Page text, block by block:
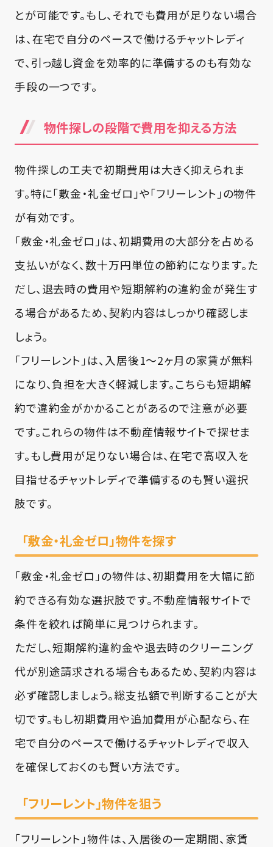
とが可能です。もし、それでも費用が足りない場合
は、在宅で自分のペースで働けるチャットレディ
で、引っ越し資金を効率的に準備するのも有効な
手段の一つです。
物件探しの段階で費用を抑える方法
物件探しの工夫で初期費用は大きく抑えられま
す。特に「敷金・礼金ゼロ」や「フリーレント」の物件
が有効です。
「敷金・礼金ゼロ」は、初期費用の大部分を占める
支払いがなく、数十万円単位の節約になります。た
だし、退去時の費用や短期解約の違約金が発生す
る場合があるため、契約内容はしっかり確認しま
しょう。
「フリーレント」は、入居後1〜2ヶ月の家賃が無料
になり、負担を大きく軽減します。こちらも短期解
約で違約金がかかることがあるので注意が必要
です。これらの物件は不動産情報サイトで探せま
す。もし費用が足りない場合は、在宅で高収入を
目指せるチャットレディで準備するのも賢い選択
肢です。
「敷金・礼金ゼロ」物件を探す
「敷金・礼金ゼロ」の物件は、初期費用を大幅に節
約できる有効な選択肢です。不動産情報サイトで
条件を絞れば簡単に見つけられます。
ただし、短期解約違約金や退去時のクリーニング
代が別途請求される場合もあるため、契約内容は
必ず確認しましょう。総支払額で判断することが大
切です。もし初期費用や追加費用が心配なら、在
宅で自分のペースで働けるチャットレディで収入
を確保しておくのも賢い方法です。
「フリーレント」物件を狙う
「フリーレント」物件は、入居後の一定期間、家賃